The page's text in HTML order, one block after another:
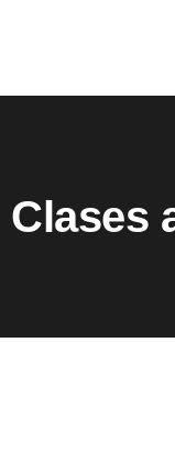
Clases